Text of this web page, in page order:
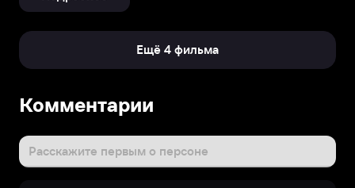
Ещё 4 фильма
Комментарии
Расскажите первым о персоне